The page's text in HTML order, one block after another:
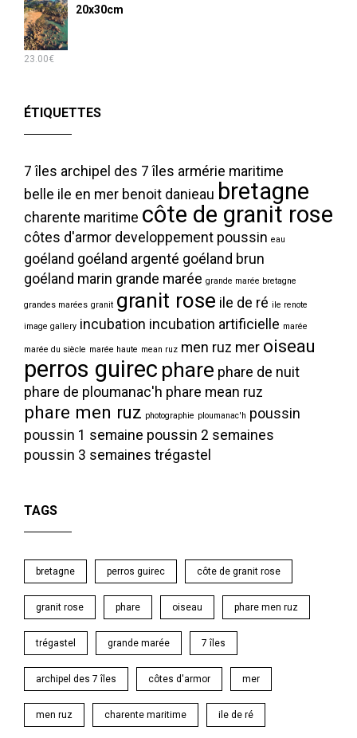
20x30cm
23.00€
ÉTIQUETTES
7 îles archipel des 7 îles armérie maritime
belle ile en mer benoit danieau bretagne
charente maritime côte de granit rose
côtes d'armor developpement poussin eau
goéland goéland argenté goéland brun
goéland marin grande marée grande marée bretagne
grandes marées granit granit rose ile de ré ile renote
image gallery incubation incubation artificielle marée
marée du siècle marée haute mean ruz men ruz mer oiseau
perros guirec phare phare de nuit
phare de ploumanac'h phare mean ruz
phare men ruz photographie ploumanac'h poussin
poussin 1 semaine poussin 2 semaines
poussin 3 semaines trégastel
TAGS
bretagne perros guirec côte de granit rose
granit rose phare oiseau phare men ruz
trégastel grande marée 7 îles
archipel des 7 îles côtes d'armor mer
men ruz charente maritime ile de ré